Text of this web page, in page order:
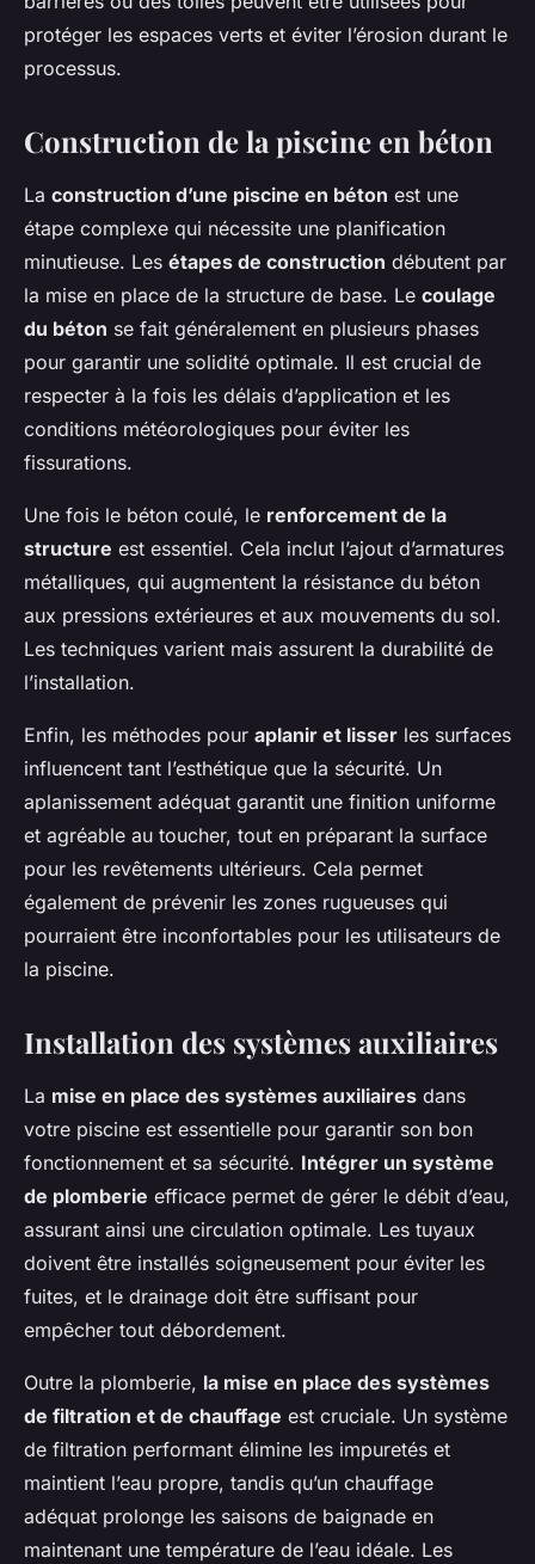
protéger les espaces verts et éviter l’érosion durant le
processus.
Construction de la piscine en béton
La construction d’une piscine en béton est une
étape complexe qui nécessite une planification
minutieuse. Les étapes de construction débutent par
la mise en place de la structure de base. Le coulage
du béton se fait généralement en plusieurs phases
pour garantir une solidité optimale. Il est crucial de
respecter à la fois les délais d’application et les
conditions météorologiques pour éviter les
fissurations.
Une fois le béton coulé, le renforcement de la
structure est essentiel. Cela inclut l’ajout d’armatures
métalliques, qui augmentent la résistance du béton
aux pressions extérieures et aux mouvements du sol.
Les techniques varient mais assurent la durabilité de
l’installation.
Enfin, les méthodes pour aplanir et lisser les surfaces
influencent tant l’esthétique que la sécurité. Un
aplanissement adéquat garantit une finition uniforme
et agréable au toucher, tout en préparant la surface
pour les revêtements ultérieurs. Cela permet
également de prévenir les zones rugueuses qui
pourraient être inconfortables pour les utilisateurs de
la piscine.
Installation des systèmes auxiliaires
La mise en place des systèmes auxiliaires dans
votre piscine est essentielle pour garantir son bon
fonctionnement et sa sécurité. Intégrer un système
de plomberie efficace permet de gérer le débit d’eau,
assurant ainsi une circulation optimale. Les tuyaux
doivent être installés soigneusement pour éviter les
fuites, et le drainage doit être suffisant pour
empêcher tout débordement.
Outre la plomberie, la mise en place des systèmes
de filtration et de chauffage est cruciale. Un système
de filtration performant élimine les impuretés et
maintient l’eau propre, tandis qu’un chauffage
adéquat prolonge les saisons de baignade en
maintenant une température de l’eau idéale. Les